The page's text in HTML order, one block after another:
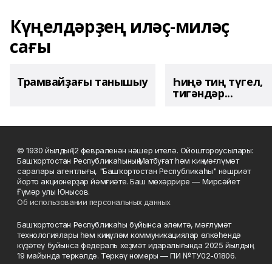
Күңелдәрҙең иләҫ-миләҫ
сағы
Трамвайҙағы танышыу Һиңә тиң түгел,
тигәндәр...
© 1930 йылдың 12 февраленән нәшер ителә. Ойоштороусылары:
Башҡортостан Республикаһының Матбуғат һәм киң мәғлүмәт
саралары агентлығы, "Башҡортостан Республикаһы" нәшриәт
йорто акционерҙар йәмғиәте. Баш мөхәррире — Мирсәйет
Ғүмәр улы Юнысов.
Об использовании персональных данных
Башҡортостан Республикаһы буйынса элемтә, мәғлүмәт
технологиялары һәм киңкүләм коммуникациялар өлкәһендә
күҙәтеү буйынса федераль хеҙмәт идаралығында 2025 йылдың
19 майында теркәлде. Теркәү номеры — ПИ №ТУ02-01806.